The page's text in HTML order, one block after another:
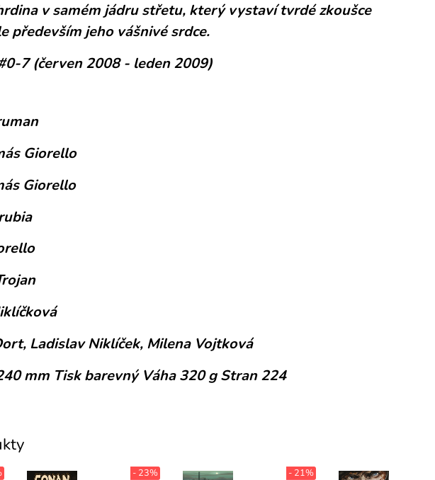
v samém jádru střetu, který vystaví tvrdé zkoušce
především jeho vášnivé srdce.
7 (červen 2008 - leden 2009)
Giorello
Giorello
Ladislav Niklíček, Milena Vojtková
mm Tisk barevný Váha 320 g Stran 224
- 23% - 21%